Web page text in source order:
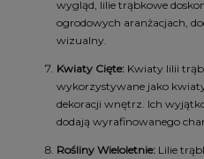
wygląd, lilie trąbkowe
ogrodowych aranżacjach,
wizualny.
Kwiaty Cięte: Kwiaty lilii
wykorzystywane jako
dekoracji wnętrz. Ich
dodają wyrafinowanego
Rośliny Wieloletnie: Lilie